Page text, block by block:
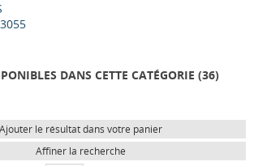
DANS CETTE CATÉGORIE (36)
Ajouter le résultat dans votre panier
Affiner la recherche